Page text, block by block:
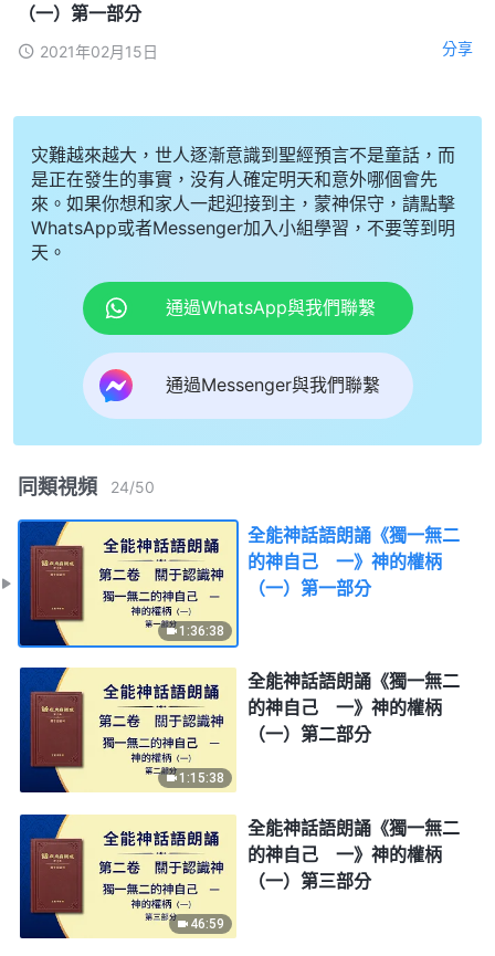
（一）第一部分
2021年02月15日 分享
灾難越來越大，世人逐漸意識到聖經預言不是童話，而
是正在發生的事實，没有人確定明天和意外哪個會先
來。如果你想和家人一起迎接到主，蒙神保守，請點擊
WhatsApp或者Messenger加入小組學習，不要等到明
天。
通過WhatsApp與我們聯繫
通過Messenger與我們聯繫
同類視頻 24/50
1:36:38
全能神話語朗誦《獨一無二
的神自己 一》神的權柄
（一）第一部分
1:15:38
全能神話語朗誦《獨一無二
的神自己 一》神的權柄
（一）第二部分
46:59
全能神話語朗誦《獨一無二
的神自己 一》神的權柄
（一）第三部分